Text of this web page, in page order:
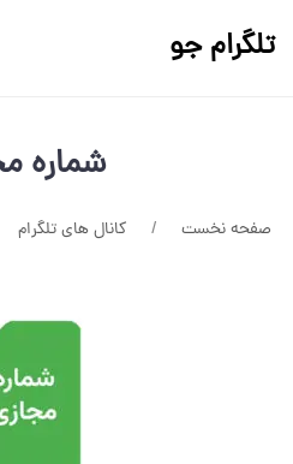
تلگرام جو
شماره
صفحه نخست کانال های تلگرام